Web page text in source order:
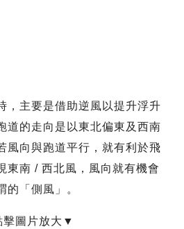
，主要是借助逆風以提升浮升
道的走向是以東北偏東及西南
風向與跑道平行，就有利於飛
東南 / 西北風，風向就有機會
的「側風」。